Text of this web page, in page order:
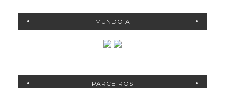
MUNDO A
PARCEIROS